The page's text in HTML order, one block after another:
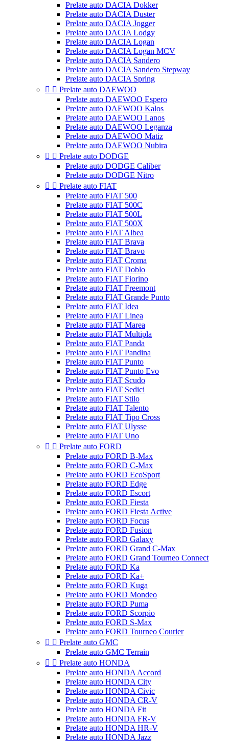
Prelate auto DACIA Dokker
Prelate auto DACIA Duster
Prelate auto DACIA Jogger
Prelate auto DACIA Lodgy
Prelate auto DACIA Logan
Prelate auto DACIA Logan MCV
Prelate auto DACIA Sandero
Prelate auto DACIA Sandero Stepway
Prelate auto DACIA Spring
  Prelate auto DAEWOO
Prelate auto DAEWOO Espero
Prelate auto DAEWOO Kalos
Prelate auto DAEWOO Lanos
Prelate auto DAEWOO Leganza
Prelate auto DAEWOO Matiz
Prelate auto DAEWOO Nubira
  Prelate auto DODGE
Prelate auto DODGE Caliber
Prelate auto DODGE Nitro
  Prelate auto FIAT
Prelate auto FIAT 500
Prelate auto FIAT 500C
Prelate auto FIAT 500L
Prelate auto FIAT 500X
Prelate auto FIAT Albea
Prelate auto FIAT Brava
Prelate auto FIAT Bravo
Prelate auto FIAT Croma
Prelate auto FIAT Doblo
Prelate auto FIAT Fiorino
Prelate auto FIAT Freemont
Prelate auto FIAT Grande Punto
Prelate auto FIAT Idea
Prelate auto FIAT Linea
Prelate auto FIAT Marea
Prelate auto FIAT Multipla
Prelate auto FIAT Panda
Prelate auto FIAT Pandina
Prelate auto FIAT Punto
Prelate auto FIAT Punto Evo
Prelate auto FIAT Scudo
Prelate auto FIAT Sedici
Prelate auto FIAT Stilo
Prelate auto FIAT Talento
Prelate auto FIAT Tipo Cross
Prelate auto FIAT Ulysse
Prelate auto FIAT Uno
  Prelate auto FORD
Prelate auto FORD B-Max
Prelate auto FORD C-Max
Prelate auto FORD EcoSport
Prelate auto FORD Edge
Prelate auto FORD Escort
Prelate auto FORD Fiesta
Prelate auto FORD Fiesta Active
Prelate auto FORD Focus
Prelate auto FORD Fusion
Prelate auto FORD Galaxy
Prelate auto FORD Grand C-Max
Prelate auto FORD Grand Tourneo Connect
Prelate auto FORD Ka
Prelate auto FORD Ka+
Prelate auto FORD Kuga
Prelate auto FORD Mondeo
Prelate auto FORD Puma
Prelate auto FORD Scorpio
Prelate auto FORD S-Max
Prelate auto FORD Tourneo Courier
  Prelate auto GMC
Prelate auto GMC Terrain
  Prelate auto HONDA
Prelate auto HONDA Accord
Prelate auto HONDA City
Prelate auto HONDA Civic
Prelate auto HONDA CR-V
Prelate auto HONDA Fit
Prelate auto HONDA FR-V
Prelate auto HONDA HR-V
Prelate auto HONDA Jazz